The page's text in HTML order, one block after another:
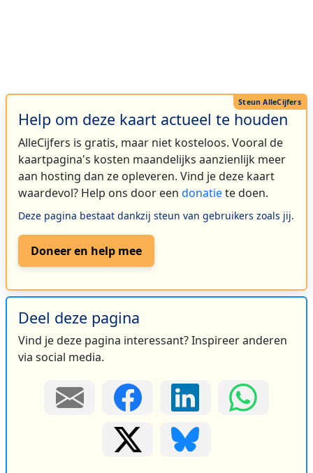
Help om deze kaart actueel te houden
AlleCijfers is gratis, maar niet kosteloos. Vooral de
kaartpagina's kosten maandelijks aanzienlijk meer
aan hosting dan ze opleveren. Vind je deze kaart
waardevol? Help ons door een donatiete doen.
Deze pagina bestaat dankzij steun van gebruikers zoals jij.
Doneer en help mee
Deel deze pagina
Vind je deze pagina interessant? Inspireer anderen
via social media.